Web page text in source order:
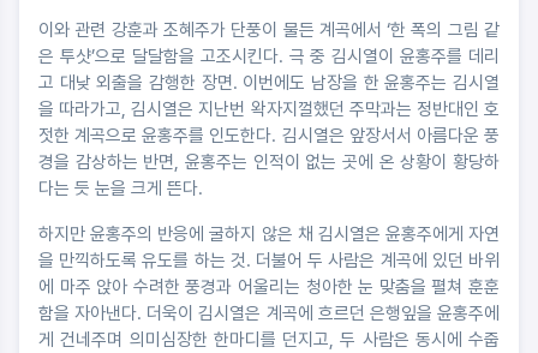
이와 관련 강훈과 조혜주가 단풍이 물든 계곡에서 ‘한 폭의 그림 같
은 투샷’으로 달달함을 고조시킨다. 극 중 김시열이 윤홍주를 데리
고 대낮 외출을 감행한 장면. 이번에도 남장을 한 윤홍주는 김시열
을 따라가고, 김시열은 지난번 왁자지껄했던 주막과는 정반대인 호
젓한 계곡으로 윤홍주를 인도한다. 김시열은 앞장서서 아름다운 풍
경을 감상하는 반면, 윤홍주는 인적이 없는 곳에 온 상황이 황당하
다는 듯 눈을 크게 뜬다.
하지만 윤홍주의 반응에 굴하지 않은 채 김시열은 윤홍주에게 자연
을 만끽하도록 유도를 하는 것. 더불어 두 사람은 계곡에 있던 바위
에 마주 앉아 수려한 풍경과 어울리는 청아한 눈 맞춤을 펼쳐 훈훈
함을 자아낸다. 더욱이 김시열은 계곡에 흐르던 은행잎을 윤홍주에
게 건네주며 의미심장한 한마디를 던지고, 두 사람은 동시에 수줍